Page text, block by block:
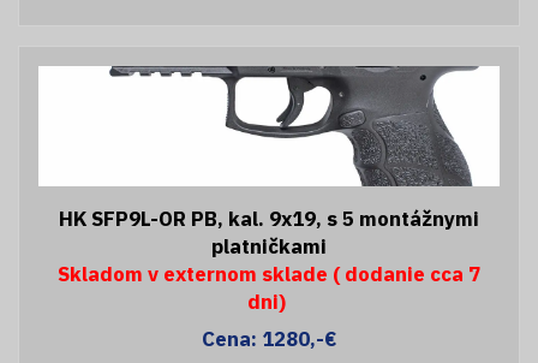
HK SFP9L-OR PB, kal. 9x19, s 5 montážnymi
platničkami
Skladom v externom sklade ( dodanie cca 7
dni)
Cena: 1280,-€